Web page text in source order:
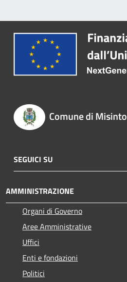
Comune di Misinto
SEGUICI SU
AMMINISTRAZIONE
Organi di Governo
Aree Amministrative
Uffici
Enti e fondazioni
Politici